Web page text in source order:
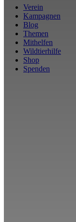
Verein
Kampagnen
Blog
Themen
Mithelfen
Wildtierhilfe
Shop
Spenden